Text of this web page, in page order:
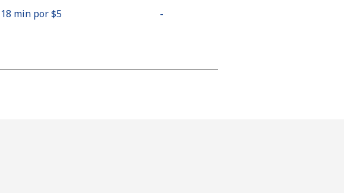
18 min por ⁦$5⁩ -